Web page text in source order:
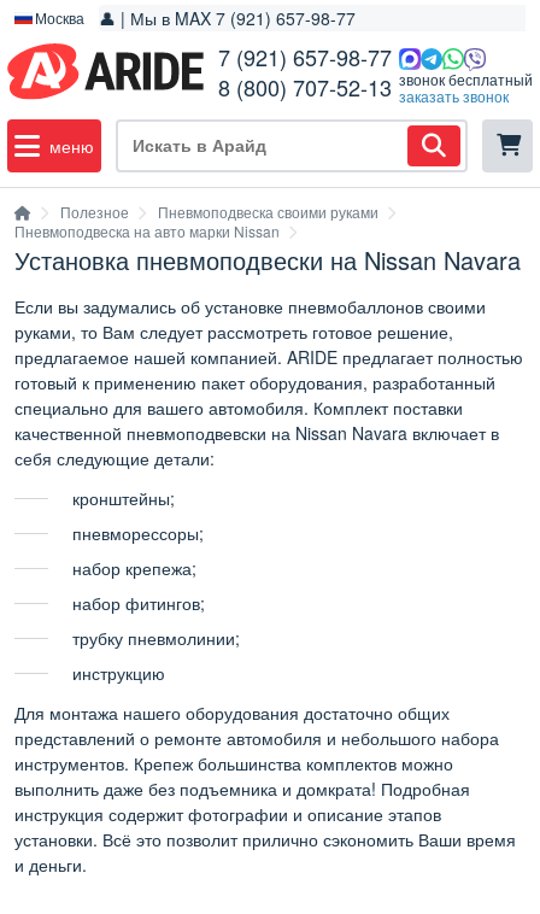
Москва 👤 | Мы в MAX 7 (921) 657-98-77
7 (921) 657-98-77
8 (800) 707-52-13 звонок бесплатный
заказать звонок
меню
Полезное
Пневмоподвеска своими руками
Пневмоподвеска на авто марки Nissan
Установка пневмоподвески на Nissan Navara
Если вы задумались об установке пневмобаллонов своими
руками, то Вам следует рассмотреть готовое решение,
предлагаемое нашей компанией. ARIDE предлагает полностью
готовый к применению пакет оборудования, разработанный
специально для вашего автомобиля. Комплект поставки
качественной пневмоподвевски на Nissan Navara включает в
себя следующие детали:
кронштейны;
пневморессоры;
набор крепежа;
набор фитингов;
трубку пневмолинии;
инструкцию
Для монтажа нашего оборудования достаточно общих
представлений о ремонте автомобиля и небольшого набора
инструментов. Крепеж большинства комплектов можно
выполнить даже без подъемника и домкрата! Подробная
инструкция содержит фотографии и описание этапов
установки. Всё это позволит прилично сэкономить Ваши время
и деньги.